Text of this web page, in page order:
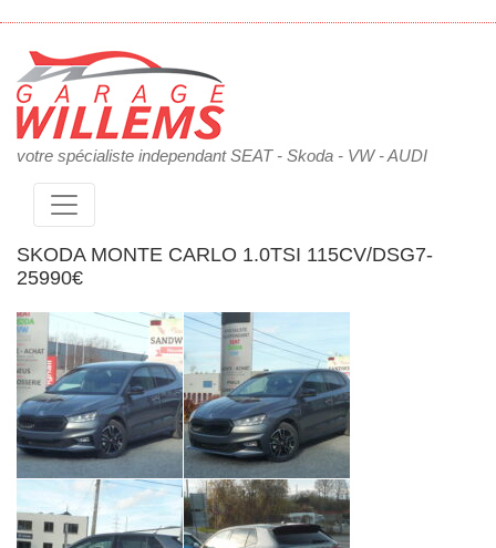
votre spécialiste independant SEAT - Skoda - VW - AUDI
SKODA MONTE CARLO 1.0TSI 115CV/DSG7-
25990€